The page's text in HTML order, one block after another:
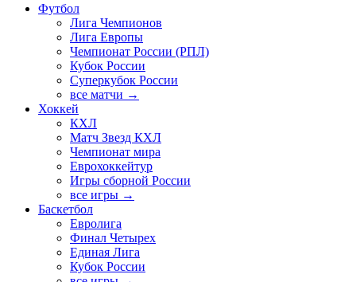
Футбол
Лига Чемпионов
Лига Европы
Чемпионат России (РПЛ)
Кубок России
Суперкубок России
все матчи →
Хоккей
КХЛ
Матч Звезд КХЛ
Чемпионат мира
Еврохоккейтур
Игры сборной России
все игры →
Баскетбол
Евролига
Финал Четырех
Единая Лига
Кубок России